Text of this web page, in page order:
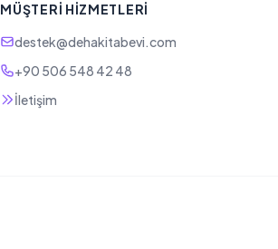
MÜŞTERI HIZMETLERI
destek@dehakitabevi.com
+90 506 548 42 48
İletişim